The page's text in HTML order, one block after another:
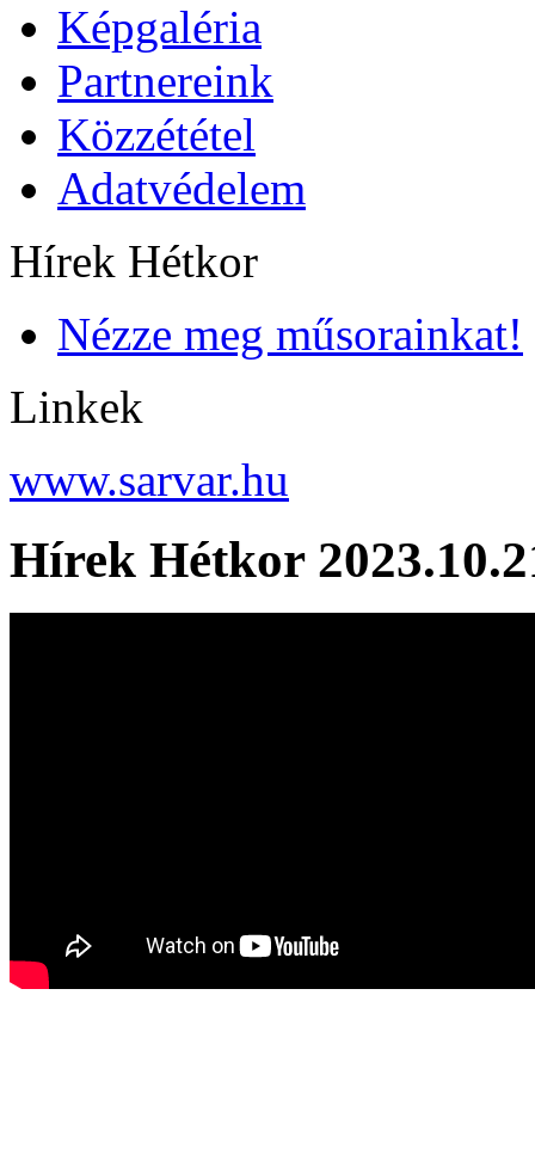
Képgaléria
Partnereink
Közzététel
Adatvédelem
Hírek Hétkor
Nézze meg műsorainkat!
Linkek
www.sarvar.hu
Hírek Hétkor